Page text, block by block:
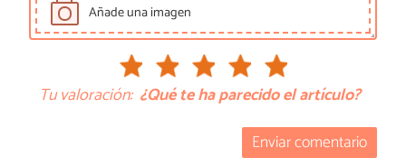
Añade una imagen
Tu valoración: ¿Qué te ha parecido el artículo?
Enviar comentario